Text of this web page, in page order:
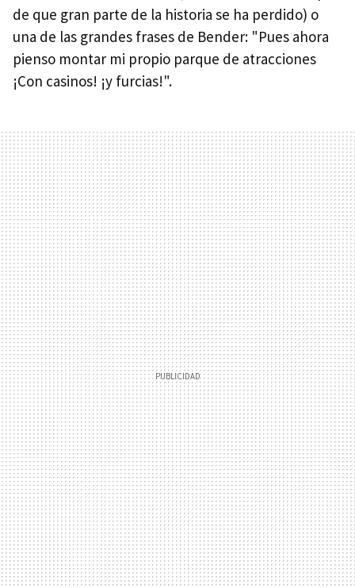
de que gran parte de la historia se ha perdido) o
una de las grandes frases de Bender: "Pues ahora
pienso montar mi propio parque de atracciones
¡Con casinos! ¡y furcias!".